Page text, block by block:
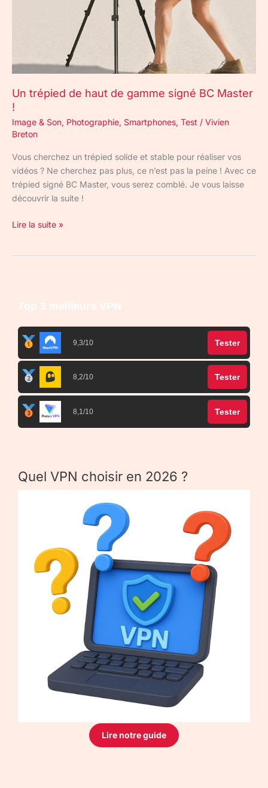
Un trépied de haut de gamme signé BC Master
!
Image & Son, Photographie, Smartphones, Test / Vivien
Breton
Vous cherchez un trépied solide et stable pour réaliser vos
vidéos ? Ne cherchez pas plus, ce n’est pas la peine ! Avec ce
trépied signé BC Master, vous serez comblé. Je vous laisse
découvrir la suite !
Lire la suite »
Top 3 meilleurs VPN
9,3/10 Tester
8,2/10 Tester
8,1/10 Tester
Quel VPN choisir en 2026 ?
Lire notre guide